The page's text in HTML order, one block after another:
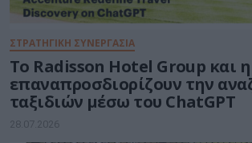
ΣΤΡΑΤΗΓΙΚΗ ΣΥΝΕΡΓΑΣΙΑ
Το Radisson Hotel Group και
επαναπροσδιορίζουν την
ταξιδιών μέσω του ChatGPT
28.07.2026